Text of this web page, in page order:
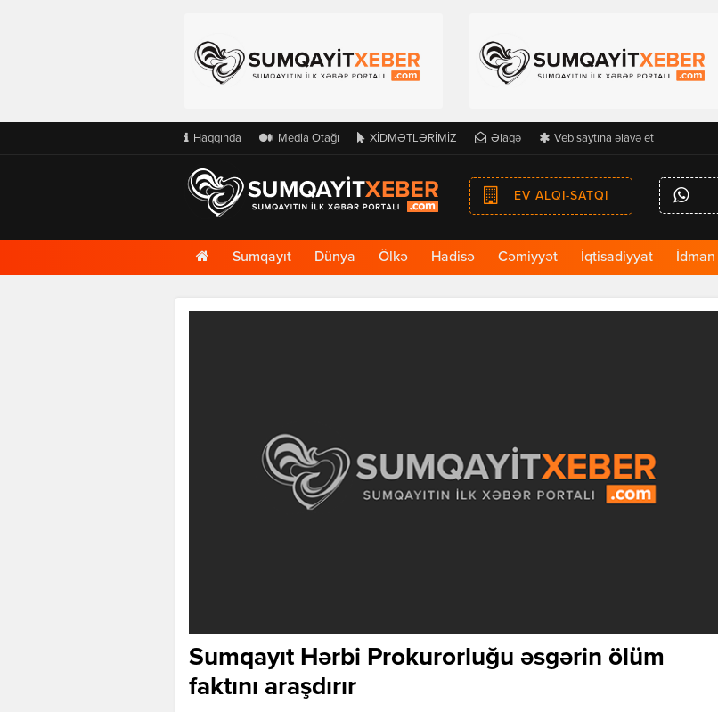
Haqqında Media Otağı XİDMƏTLƏRİMİZ Əlaqə Veb saytına əlavə et
EV ALQI-SATQI
Ana
Səhifə
Sumqayıt Dünya Ölkə Hadisə Cəmiyyət İqtisadiyyat İdman
Sumqayıt Hərbi Prokurorluğu əsgərin ölüm
faktını araşdırır